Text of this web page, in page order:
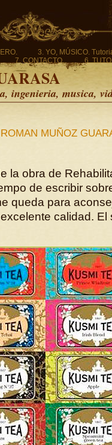
3. YO, MÚSICO.
7. CONTACTO. 6.
ingenieria, musica,
ROMAN MUÑOZ
la obra de
de escribir
queda para
calidad. El